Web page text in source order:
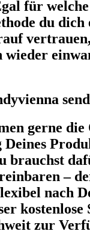
für welche
du dich
wieder
gerne die
Deines
brauchst
–
nach
kostenlose
zur